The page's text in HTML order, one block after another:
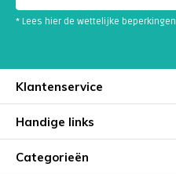
* Lees hier de wettelijke beperkingen
Klantenservice
Handige links
Categorieën